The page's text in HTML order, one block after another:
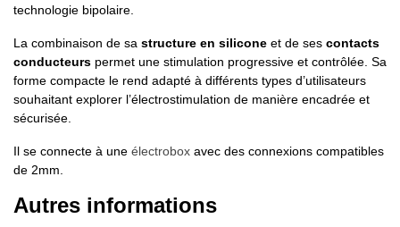
technologie bipolaire.
La combinaison de sa structure en silicone et de ses contacts
conducteurs permet une stimulation progressive et contrôlée. Sa
forme compacte le rend adapté à différents types d’utilisateurs
souhaitant explorer l’électrostimulation de manière encadrée et
sécurisée.
Il se connecte à une électrobox avec des connexions compatibles
de 2mm.
Autres informations